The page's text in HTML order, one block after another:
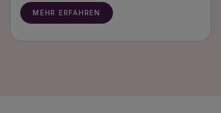
MEHR ERFAHREN